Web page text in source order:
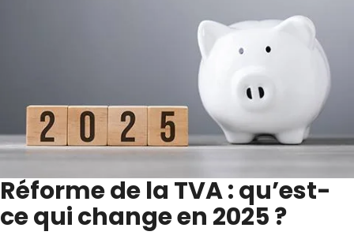
Réforme de la TVA : qu’est-
ce qui change en 2025 ?